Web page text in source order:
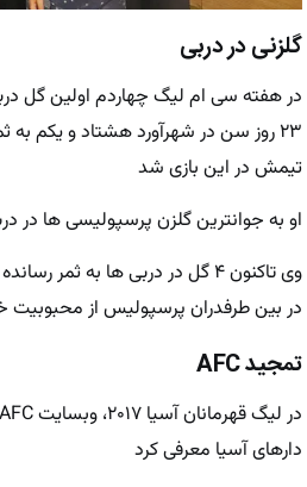
گلزنی در دربی
تیمش در این بازی شد
او به جوانترین گلزن پرسپولیسی ها در
وی تاکنون ۴ گل در دربی ها به
در بین طرفدران پرسپولیس از محبوبیت
تمجید AFC
دارهای آسیا معرفی کرد